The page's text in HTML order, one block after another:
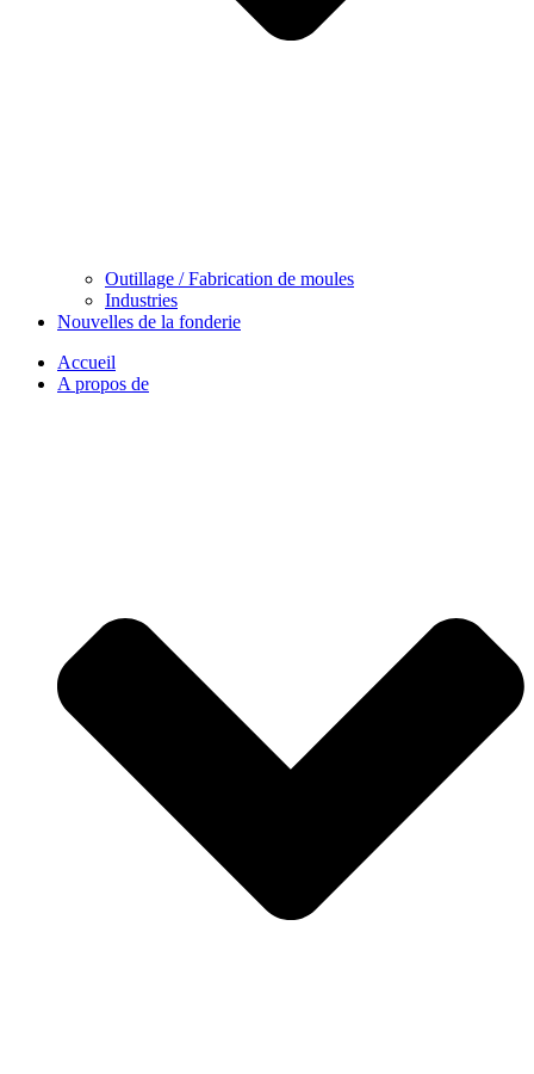
Outillage / Fabrication de moules
Industries
Nouvelles de la fonderie
Accueil
A propos de